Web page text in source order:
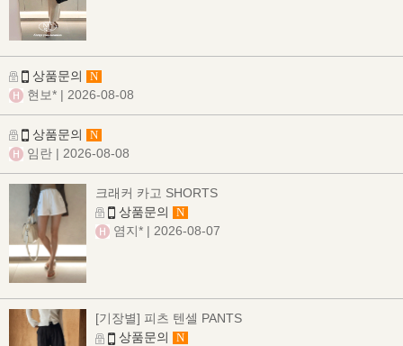
상품문의 N
현보* | 2026-08-08
상품문의 N
임란 | 2026-08-08
크래커 카고 SHORTS
상품문의
N
염지* | 2026-08-07
[기장별] 피츠 텐셀 PANTS
상품문의
N